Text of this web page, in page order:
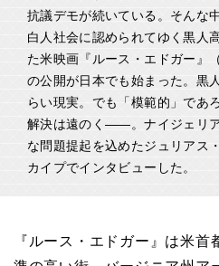
抗議デモが続いている。そんな
白人社会に認められてゆく黒人
た米映画『ルース・エドガー』
の公開が日本でも始まった。黒
らい現実。でも「模範的」であ
解決は遠のく――。ナイジェリ
な問題提起を込めたジュリアス
カイプでインタビューした。
『ルース・エドガー』は米